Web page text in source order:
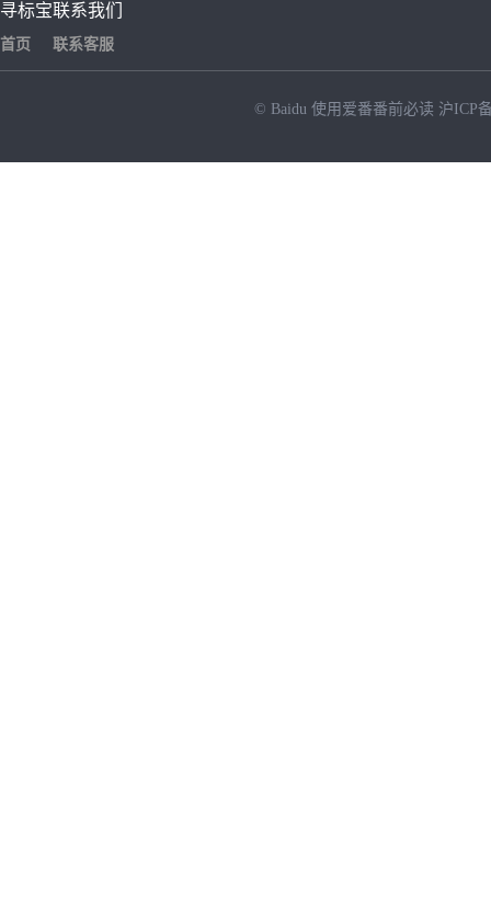
寻标宝
首页
联系我们
联系客服
© Baidu 使用爱番番前必读 沪ICP